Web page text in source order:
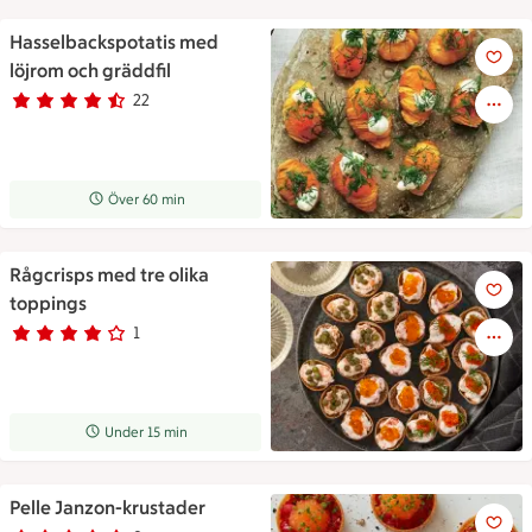
Hasselbackspotatis med
löjrom och gräddfil
Betyg 4.6 av 5. 22
22 personer har röstat
Receptet tar Över 60 min att tillaga
Över 60 min
Hasselbackspotatis med
Rågcrisps med tre olika
toppings
Betyg 4 av 5.
1
1 personer har röstat
Receptet tar Under 15 min att tillaga
Under 15 min
Rågcrisps med tre olika
Pelle Janzon-krustader
Pelle Janzon-krustader